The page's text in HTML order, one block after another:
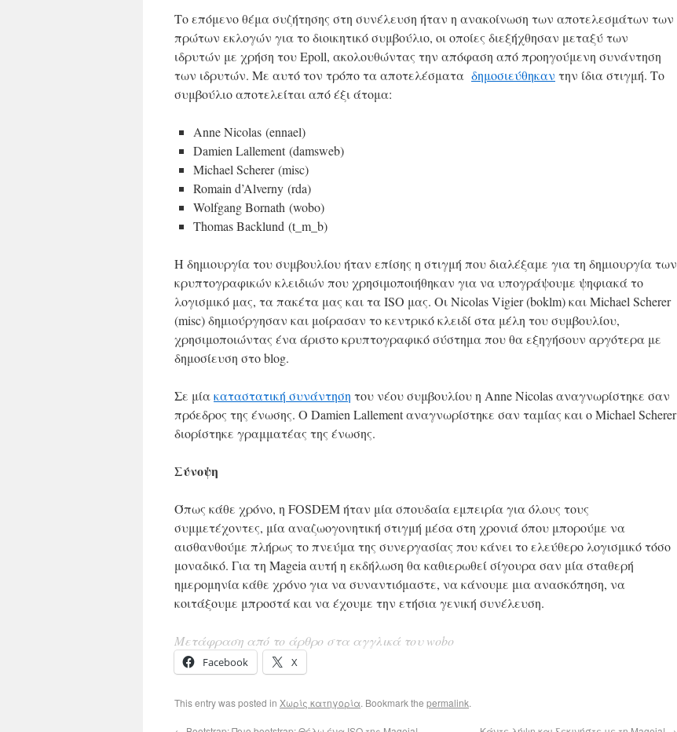
Το επόμενο θέμα συζήτησης στη συνέλευση ήταν η ανακοίνωση των αποτελεσμάτων των
πρώτων εκλογών για το διοικητικό συμβούλιο, οι οποίες διεξήχθησαν μεταξύ των
ιδρυτών με χρήση του Epoll, ακολουθώντας την απόφαση από προηγούμενη συνάντηση
των ιδρυτών. Με αυτό τον τρόπο τα αποτελέσματα δημοσιεύθηκαν την ίδια στιγμή. Το
συμβούλιο αποτελείται από έξι άτομα:
Anne Nicolas (ennael)
Damien Lallement (damsweb)
Michael Scherer (misc)
Romain d’Alverny (rda)
Wolfgang Bornath (wobo)
Thomas Backlund (t_m_b)
Η δημιουργία του συμβουλίου ήταν επίσης η στιγμή που διαλέξαμε για τη δημιουργία των
κρυπτογραφικών κλειδιών που χρησιμοποιήθηκαν για να υπογράψουμε ψηφιακά το
λογισμικό μας, τα πακέτα μας και τα ISO μας. Οι Nicolas Vigier (boklm) και Michael Scherer
(misc) δημιούργησαν και μοίρασαν το κεντρικό κλειδί στα μέλη του συμβουλίου,
χρησιμοποιώντας ένα άριστο κρυπτογραφικό σύστημα που θα εξηγήσουν αργότερα με
δημοσίευση στο blog.
Σε μίακαταστατική συνάντηση του νέου συμβουλίου η Anne Nicolas αναγνωρίστηκε σαν
πρόεδρος της ένωσης. Ο Damien Lallement αναγνωρίστηκε σαν ταμίας και ο Michael Scherer
διορίστηκε γραμματέας της ένωσης.
Σύνοψη
Όπως κάθε χρόνο, η FOSDEM ήταν μία σπουδαία εμπειρία για όλους τους
συμμετέχοντες, μία αναζωογονητική στιγμή μέσα στη χρονιά όπου μπορούμε να
αισθανθούμε πλήρως το πνεύμα της συνεργασίας που κάνει το ελεύθερο λογισμικό τόσο
μοναδικό. Για τη Mageia αυτή η εκδήλωση θα καθιερωθεί σίγουρα σαν μία σταθερή
ημερομηνία κάθε χρόνο για να συναντιόμαστε, να κάνουμε μια ανασκόπηση, να
κοιτάξουμε μπροστά και να έχουμε την ετήσια γενική συνέλευση.
Μετάφραση από το άρθρο στα αγγλικά του wobo
Facebook X
This entry was posted in Χωρίς κατηγορία. Bookmark the permalink.